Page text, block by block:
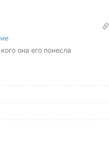
она его понесла